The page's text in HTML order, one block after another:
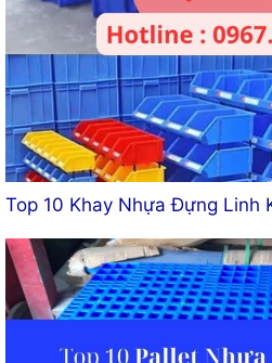
Top 10 Khay Nhựa Đựng Linh